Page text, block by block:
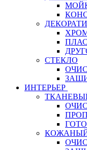
СТЕКЛО
ИНТЕРЬЕР